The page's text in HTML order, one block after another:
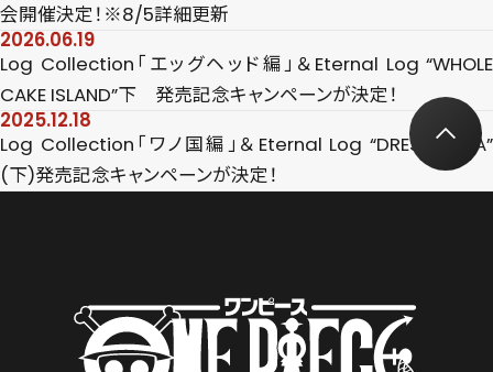
会開催決定！※8/5詳細更新
2026.06.19
Log Collection「エッグヘッド編」＆Eternal Log “WHOLE
CAKE ISLAND”下 発売記念キャンペーンが決定！
2025.12.18
Log Collection「ワノ国編」＆Eternal Log “DRESS ROSA”
(下)発売記念キャンペーンが決定！